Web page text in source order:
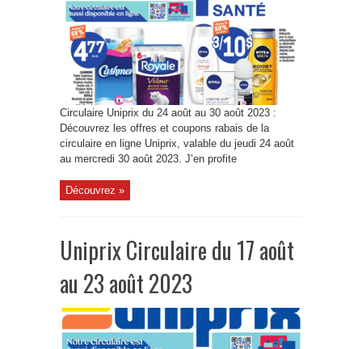
Circulaire Uniprix du 24 août au 30 août 2023 :
Découvrez les offres et coupons rabais de la
circulaire en ligne Uniprix, valable du jeudi 24 août
au mercredi 30 août 2023. J’en profite
Découvrez »
Uniprix Circulaire du 17 août
au 23 août 2023